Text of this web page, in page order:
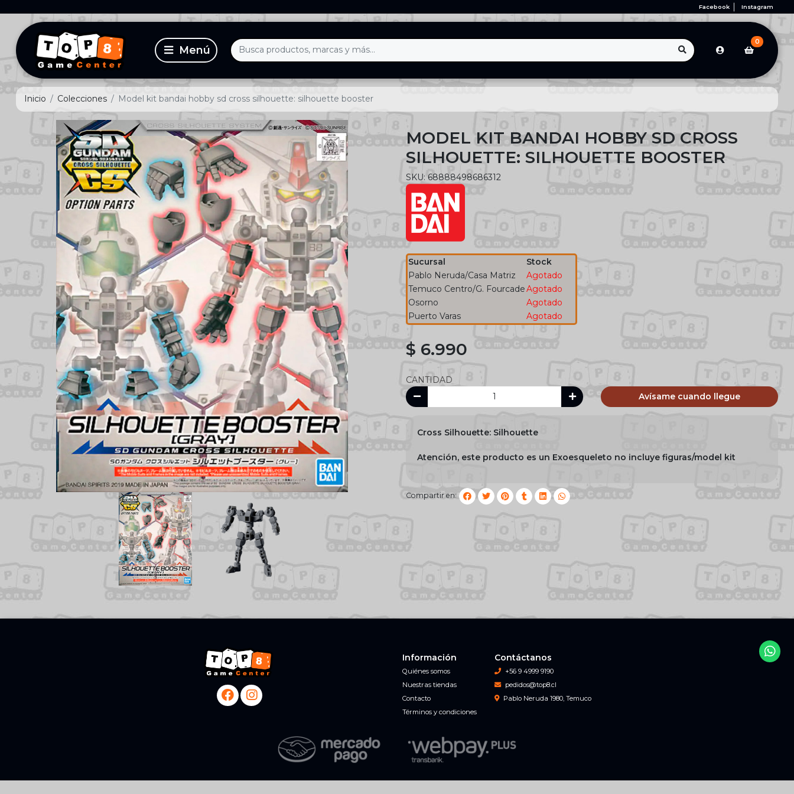
Facebook Instagram
0
Inicio Colecciones Model kit bandai hobby sd cross silhouette: silhouette booster
MODEL KIT BANDAI HOBBY SD CROSS
SILHOUETTE: SILHOUETTE BOOSTER
SKU: 68888498686312
Sucursal
Stock
Pablo Neruda/Casa Matriz
Agotado
Temuco Centro/G. FourcadeAgotado
Osorno
Agotado
Puerto Varas
Agotado
$ 6.990
CANTIDAD
Avísame cuando llegue
Cross Silhouette: Silhouette
Atención, este producto es un Exoesqueleto no incluye figuras/model kit
Compartir en:
Información
Quiénes somos
Nuestras tiendas
Contacto
Términos y condiciones
Contáctanos
+56 9 4999 9190
pedidos@top8.cl
Pablo Neruda 1980, Temuco